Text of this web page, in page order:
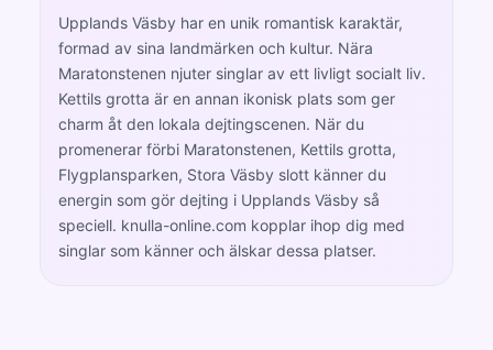
Upplands Väsby har en unik romantisk karaktär,
formad av sina landmärken och kultur. Nära
Maratonstenen njuter singlar av ett livligt socialt liv.
Kettils grotta är en annan ikonisk plats som ger
charm åt den lokala dejtingscenen. När du
promenerar förbi Maratonstenen, Kettils grotta,
Flygplansparken, Stora Väsby slott känner du
energin som gör dejting i Upplands Väsby så
speciell. knulla-online.com kopplar ihop dig med
singlar som känner och älskar dessa platser.